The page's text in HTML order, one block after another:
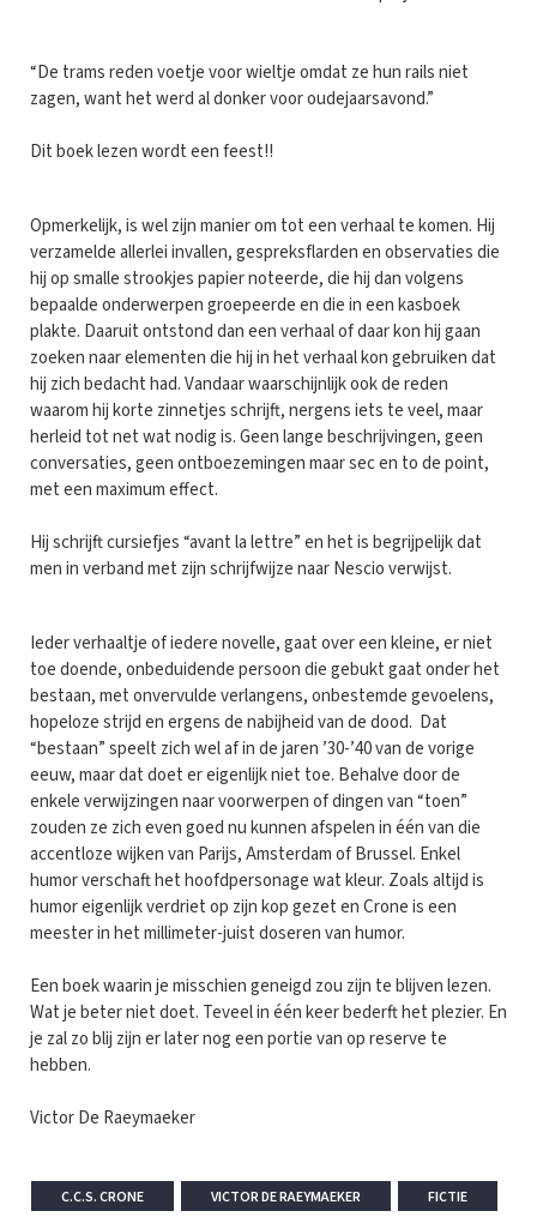
“De trams reden voetje voor wieltje omdat ze hun rails niet
zagen, want het werd al donker voor oudejaarsavond.”
Dit boek lezen wordt een feest!!
Opmerkelijk, is wel zijn manier om tot een verhaal te komen. Hij
verzamelde allerlei invallen, gespreksflarden en observaties die
hij op smalle strookjes papier noteerde, die hij dan volgens
bepaalde onderwerpen groepeerde en die in een kasboek
plakte. Daaruit ontstond dan een verhaal of daar kon hij gaan
zoeken naar elementen die hij in het verhaal kon gebruiken dat
hij zich bedacht had. Vandaar waarschijnlijk ook de reden
waarom hij korte zinnetjes schrijft, nergens iets te veel, maar
herleid tot net wat nodig is. Geen lange beschrijvingen, geen
conversaties, geen ontboezemingen maar sec en to de point,
met een maximum effect.
Hij schrijft cursiefjes “avant la lettre” en het is begrijpelijk dat
men in verband met zijn schrijfwijze naar Nescio verwijst.
Ieder verhaaltje of iedere novelle, gaat over een kleine, er niet
toe doende, onbeduidende persoon die gebukt gaat onder het
bestaan, met onvervulde verlangens, onbestemde gevoelens,
hopeloze strijd en ergens de nabijheid van de dood. Dat
“bestaan” speelt zich wel af in de jaren ’30-’40 van de vorige
eeuw, maar dat doet er eigenlijk niet toe. Behalve door de
enkele verwijzingen naar voorwerpen of dingen van “toen”
zouden ze zich even goed nu kunnen afspelen in één van die
accentloze wijken van Parijs, Amsterdam of Brussel. Enkel
humor verschaft het hoofdpersonage wat kleur. Zoals altijd is
humor eigenlijk verdriet op zijn kop gezet en Crone is een
meester in het millimeter-juist doseren van humor.
Een boek waarin je misschien geneigd zou zijn te blijven lezen.
Wat je beter niet doet. Teveel in één keer bederft het plezier. En
je zal zo blij zijn er later nog een portie van op reserve te
hebben.
Victor De Raeymaeker
C.C.S. CRONE VICTOR DE RAEYMAEKER FICTIE